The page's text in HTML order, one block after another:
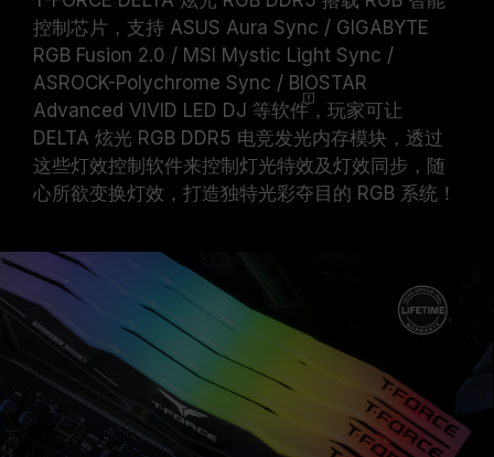
控制芯片，支持 ASUS Aura Sync / GIGABYTE
RGB Fusion 2.0 / MSI Mystic Light Sync /
ASROCK-Polychrome Sync / BIOSTAR
Advanced VIVID LED DJ 等软件，玩家可让
DELTA 炫光 RGB DDR5 电竞发光内存模块，透过
这些灯效控制软件来控制灯光特效及灯效同步，随
心所欲变换灯效，打造独特光彩夺目的 RGB 系统！